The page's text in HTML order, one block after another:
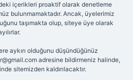
içerikleri proaktif olarak denetleme
bulunmamaktadır. Ancak, üyelerimiz
taşımakta olup, siteye üye olarak
aykırı olduğunu düşündüğünüz
adresine bildirmeniz halinde,
sitemizden kaldırılacaktır.